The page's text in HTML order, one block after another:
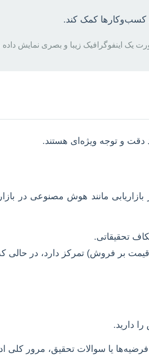
کسب‌وکارها کمک کند.
یک اینفوگرافیک زیبا و بصری نمایش
دقت و توجه ویژه‌ای هستند.
مانند هوش مصنوعی در
تحقیقاتی.
قیمت بر فروش) تمرکز دارد، در
دارید.
یا سوالات تحقیق، مرور کلی